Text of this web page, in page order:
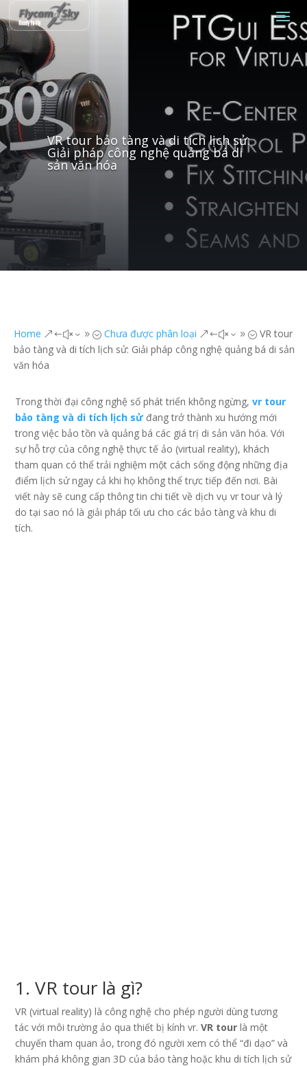
VR tour bảo tàng và di tích lịch sử:
Giải pháp công nghệ quảng bá di
sản văn hóa
Home &#x39; Chưa được phân loại &#x39; VR tour
bảo tàng và di tích lịch sử: Giải pháp công nghệ quảng bá di sản
văn hóa
Trong thời đại công nghệ số phát triển không ngừng,vr tour
bảo tàng và di tích lịch sửđang trở thành xu hướng mới
trong việc bảo tồn và quảng bá các giá trị di sản văn hóa. Với
sự hỗ trợ của công nghệ thực tế ảo (virtual reality), khách
tham quan có thể trải nghiệm một cách sống động những địa
điểm lịch sử ngay cả khi họ không thể trực tiếp đến nơi. Bài
viết này sẽ cung cấp thông tin chi tiết về dịch vụ vr tour và lý
do tại sao nó là giải pháp tối ưu cho các bảo tàng và khu di
tích.
1. VR tour là gì?
VR (virtual reality) là công nghệ cho phép người dùng tương
tác với môi trường ảo qua thiết bị kính vr.VR tour là một
chuyến tham quan ảo, trong đó người xem có thể “đi dạo” và
khám phá không gian 3D của bảo tàng hoặc khu di tích lịch sử